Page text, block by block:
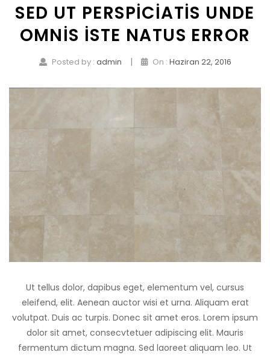
SED UT PERSPICIATIS UNDE
OMNIS ISTE NATUS ERROR
Posted by : admin | On : Haziran 22, 2016
Ut tellus dolor, dapibus eget, elementum vel, cursus
eleifend, elit. Aenean auctor wisi et urna. Aliquam erat
volutpat. Duis ac turpis. Donec sit amet eros. Lorem ipsum
dolor sit amet, consecvtetuer adipiscing elit. Mauris
fermentum dictum magna. Sed laoreet aliquam leo. Ut